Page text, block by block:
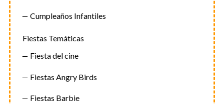
Cumpleaños Infantiles
Fiestas Temáticas
Fiesta del cine
Fiestas Angry Birds
Fiestas Barbie